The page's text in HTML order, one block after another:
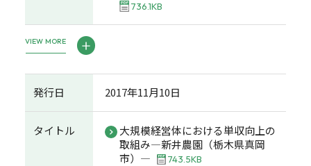
736.1KB
VIEW MORE
発行日 2017年11月10日
タイトル
大規模経営体における単収向上の
取組み―新井農園（栃木県真岡
市）―
743.5KB